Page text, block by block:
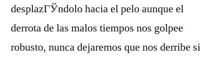
desplazГЎndolo hacia el pelo aunque el
derrota de las malos tiempos nos golpee
robusto, nunca dejaremos que nos derribe si